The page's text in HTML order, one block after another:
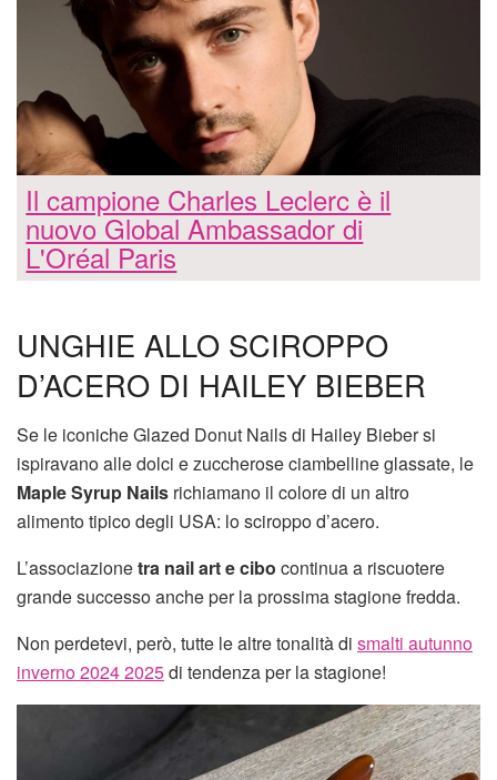
Il campione Charles Leclerc è il
nuovo Global Ambassador di
L'Oréal Paris
UNGHIE ALLO SCIROPPO
D’ACERO DI HAILEY BIEBER
Se le iconiche Glazed Donut Nails di Hailey Bieber si
ispiravano alle dolci e zuccherose ciambelline glassate, le
Maple Syrup Nails richiamano il colore di un altro
alimento tipico degli USA: lo sciroppo d’acero.
L’associazionetra nail art e cibo continua a riscuotere
grande successo anche per la prossima stagione fredda.
Non perdetevi, però, tutte le altre tonalità di smalti autunno
inverno 2024 2025di tendenza per la stagione!